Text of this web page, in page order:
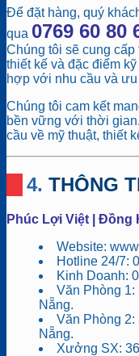
Để đặt hàng, quý
qua 0769 60 80
Chúng tôi sẽ cung
thiết kế và đặc điểm
hợp với nhu cầu và
Chúng tôi cam kết
bền vững với thời
cầu về mỹ thuật, thiết
4.
Phúc Lợi Việt | Đồng
Website:
Hotline 24/7:
Kinh Doanh:
Văn Phòng
Nẵng.
Văn Phòng
Nẵng.
Xưởng SX: